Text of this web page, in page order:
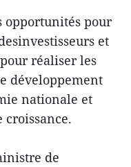
opportunités pour
et
réaliser les
développement
nationale et
croissance.
de